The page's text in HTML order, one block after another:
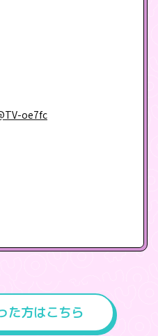
oe7fc
た方はこちら